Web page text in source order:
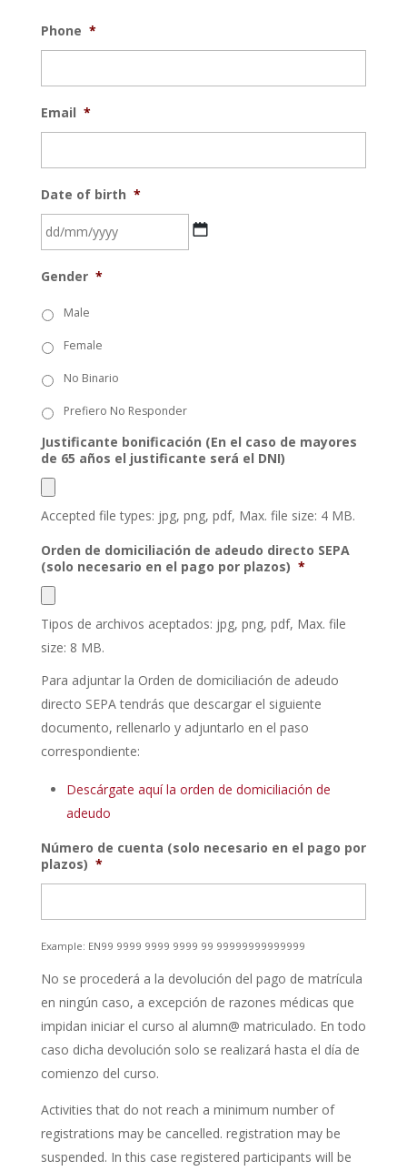
Phone *
Email *
Date of birth *
bar
MM
YYYYY
Gender *
Male
Female
No Binario
Prefiero No Responder
Justificante bonificación (En el caso de mayores
de 65 años el justificante será el DNI)
Accepted file types: jpg, png, pdf, Max. file size: 4 MB.
Orden de domiciliación de adeudo directo SEPA
(solo necesario en el pago por plazos) *
Tipos de archivos aceptados: jpg, png, pdf, Max. file
size: 8 MB.
Para adjuntar la Orden de domiciliación de adeudo
directo SEPA tendrás que descargar el siguiente
documento, rellenarlo y adjuntarlo en el paso
correspondiente:
Descárgate aquí la orden de domiciliación de
adeudo
Número de cuenta (solo necesario en el pago por
plazos) *
Example: EN99 9999 9999 9999 99 99999999999999
No se procederá a la devolución del pago de matrícula
en ningún caso, a excepción de razones médicas que
impidan iniciar el curso al alumn@ matriculado. En todo
caso dicha devolución solo se realizará hasta el día de
comienzo del curso.
Activities that do not reach a minimum number of
registrations may be cancelled. registration may be
suspended. In this case registered participants will be